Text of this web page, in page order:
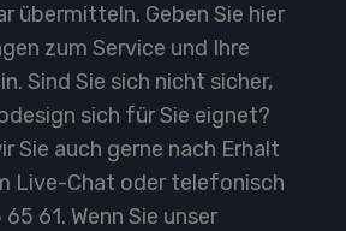
übermitteln. Geben Sie hier
zum Service und Ihre
Sind Sie sich nicht sicher,
sich für Sie eignet?
Sie auch gerne nach Erhalt
Live-Chat oder telefonisch
61. Wenn Sie unser